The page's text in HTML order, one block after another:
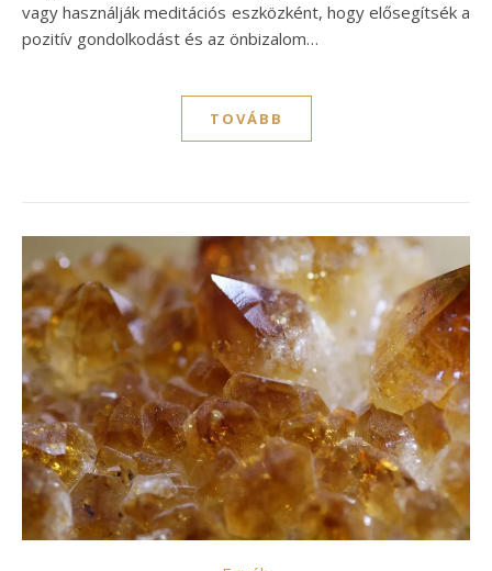
vagy használják meditációs eszközként, hogy elősegítsék a
pozitív gondolkodást és az önbizalom…
TOVÁBB